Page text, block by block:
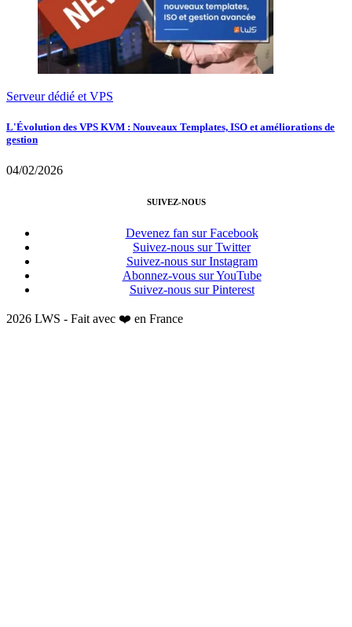
Serveur dédié et VPS
L'Évolution des VPS KVM : Nouveaux Templates, ISO et améliorations de
gestion
04/02/2026
SUIVEZ-NOUS
Devenez fan sur Facebook
Suivez-nous sur Twitter
Suivez-nous sur Instagram
Abonnez-vous sur YouTube
Suivez-nous sur Pinterest
2026 LWS - Fait avec ❤️ en France